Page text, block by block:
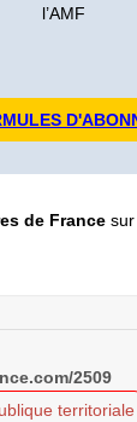
l’AMF
de Francesur
2509
territoriale